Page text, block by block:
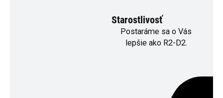
Starostlivosť
Postaráme sa o Vás
lepšie ako R2-D2.